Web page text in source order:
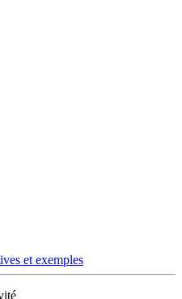
et exemples